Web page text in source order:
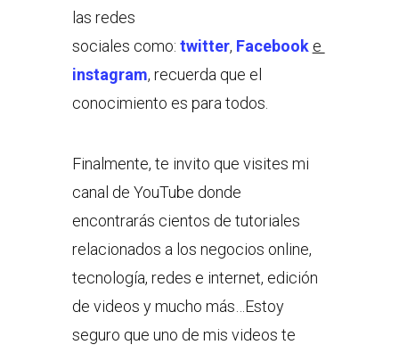
las redes
sociales como: twitter, Facebook e
instagram, recuerda que el
conocimiento es para todos.
Finalmente, te invito que visites mi
canal de YouTube donde
encontrarás cientos de tutoriales
relacionados a los negocios online,
tecnología, redes e internet, edición
de videos y mucho más…Estoy
seguro que uno de mis videos te